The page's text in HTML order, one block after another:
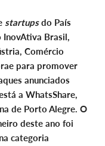
startupsdo País
InovAtiva Brasil,
Comércio
para promover
anunciados
a WhatsShare,
de Porto Alegre. O
deste ano foi
categoria